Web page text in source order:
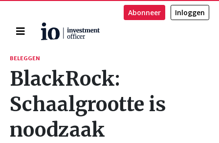
Home
Abonneer Inloggen
Zoeken
BELEGGEN
BlackRock:
Schaalgrootte is
noodzaak